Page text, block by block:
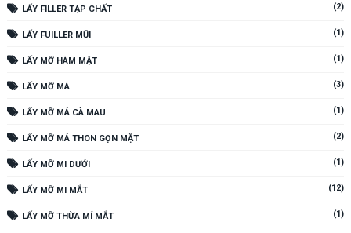
LẤY FILLER TẠP CHẤT (2)
LẤY FUILLER MŨI (1)
LẤY MỠ HÀM MẶT (1)
LẤY MỠ MÁ (3)
LẤY MỠ MÁ CÀ MAU (1)
LẤY MỠ MÁ THON GỌN MẶT (2)
LẤY MỠ MI DƯỚI (1)
LẤY MỠ MI MẮT (12)
LẤY MỠ THỪA MÍ MẮT (1)